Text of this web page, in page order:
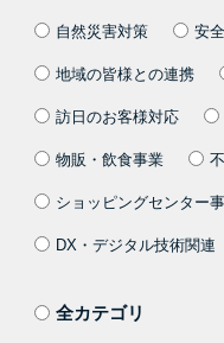
自然災害対策 安
地域の皆様との連携
訪日のお客様対応
物販・飲食事業
ショッピングセンター
DX・デジタル技術関連
全カテゴリ